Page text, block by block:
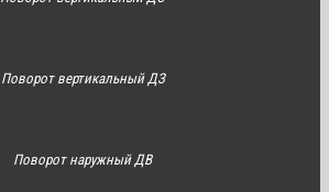
Поворот вертикальный ДЗ
Поворот наружный ДВ